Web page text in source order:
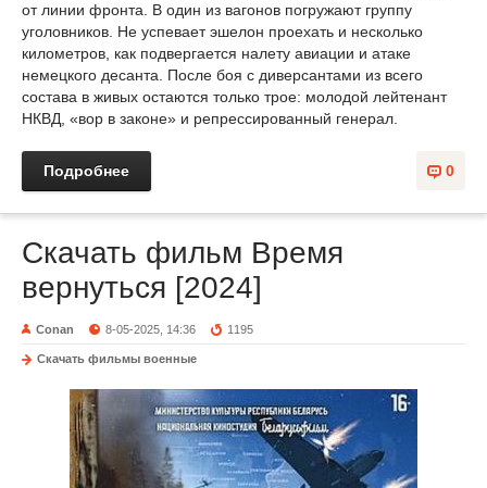
от линии фронта. В один из вагонов погружают группу
уголовников. Не успевает эшелон проехать и несколько
километров, как подвергается налету авиации и атаке
немецкого десанта. После боя с диверсантами из всего
состава в живых остаются только трое: молодой лейтенант
НКВД, «вор в законе» и репрессированный генерал.
0
Подробнее
Скачать фильм Время
вернуться [2024]
Conan 8-05-2025, 14:36 1195
Скачать фильмы военные